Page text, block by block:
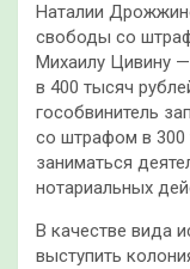
Наталии
свободы со
Михаилу Цивину
в 400 тысяч
гособвинитель
со штрафом в 300
заниматься
нотариальных
В качестве вида
выступить